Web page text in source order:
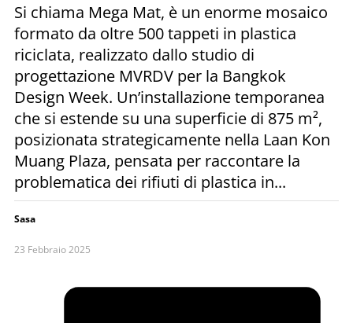
Si chiama Mega Mat, è un enorme mosaico
formato da oltre 500 tappeti in plastica
riciclata, realizzato dallo studio di
progettazione MVRDV per la Bangkok
Design Week. Un’installazione temporanea
che si estende su una superficie di 875 m²,
posizionata strategicamente nella Laan Kon
Muang Plaza, pensata per raccontare la
problematica dei rifiuti di plastica in...
Sasa
23 Febbraio 2025